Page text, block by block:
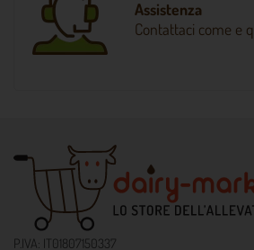
Assistenza
Contattaci come e
P.IVA: IT01807150337